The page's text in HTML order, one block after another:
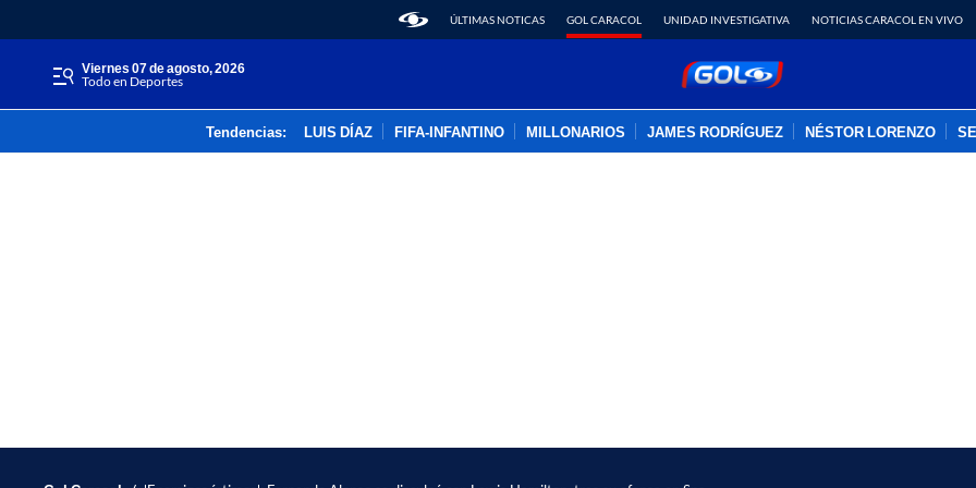
ÚLTIMAS NOTICAS GOL CARACOL UNIDAD INVESTIGATIVA NOTICIAS CARACOL EN VIVO
viernes 07 de agosto, 2026
Todo en Deportes
Tendencias: LUIS DÍAZ FIFA-INFANTINO MILLONARIOS JAMES RODRÍGUEZ NÉSTOR LORENZO